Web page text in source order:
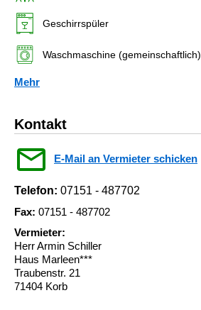
Geschirrspüler
Waschmaschine (gemeinschaftlich)
Mehr
Kontakt
E-Mail an Vermieter schicken
Telefon: 07151 - 487702
Fax: 07151 - 487702
Vermieter:
Herr Armin Schiller
Haus Marleen***
Traubenstr. 21
71404 Korb